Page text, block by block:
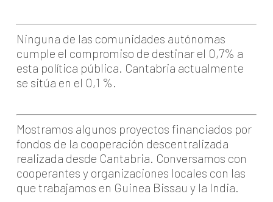
Ninguna de las comunidades autónomas
cumple el compromiso de destinar el 0,7% a
esta política pública. Cantabria actualmente
se sitúa en el 0,1 %.
Mostramos algunos proyectos financiados por
fondos de la cooperación descentralizada
realizada desde Cantabria. Conversamos con
cooperantes y organizaciones locales con las
que trabajamos en Guinea Bissau y la India.